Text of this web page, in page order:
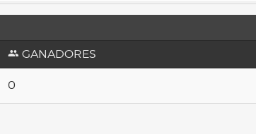
GANADORES
0